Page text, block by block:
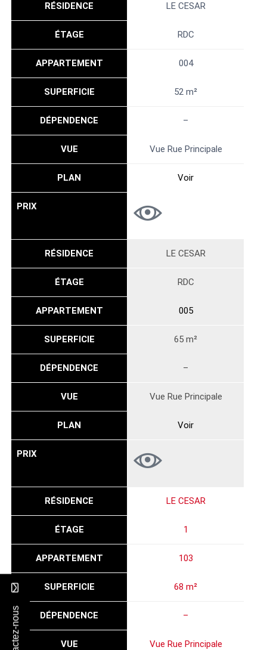
RÉSIDENCE LE CESAR
ÉTAGE RDC
APPARTEMENT 004
SUPERFICIE 52 m²
DÉPENDENCE –
VUE Vue Rue Principale
PLAN Voir
PRIX
RÉSIDENCE LE CESAR
ÉTAGE RDC
APPARTEMENT 005
SUPERFICIE 65 m²
DÉPENDENCE –
VUE Vue Rue Principale
PLAN Voir
PRIX
RÉSIDENCE LE CESAR
ÉTAGE 1
APPARTEMENT 103
SUPERFICIE 68 m²
DÉPENDENCE –
VUE Vue Rue Principale